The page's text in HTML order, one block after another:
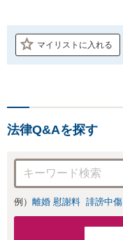
マイリストに入れる
法律Q&Aを探す
例） 離婚 慰謝料 誹謗中傷